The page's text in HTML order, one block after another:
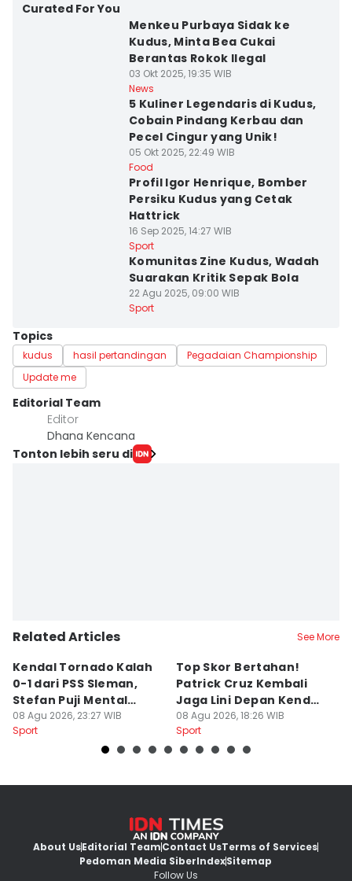
Curated For You
Menkeu Purbaya Sidak ke
Kudus, Minta Bea Cukai
Berantas Rokok Ilegal
03 Okt 2025, 19:35 WIB
News
5 Kuliner Legendaris di Kudus,
Cobain Pindang Kerbau dan
Pecel Cingur yang Unik!
05 Okt 2025, 22:49 WIB
Food
Profil Igor Henrique, Bomber
Persiku Kudus yang Cetak
Hattrick
16 Sep 2025, 14:27 WIB
Sport
Komunitas Zine Kudus, Wadah
Suarakan Kritik Sepak Bola
22 Agu 2025, 09:00 WIB
Sport
Topics
kudus hasil pertandingan
Pegadaian Championship
Update me
Editorial Team
Editor
Dhana Kencana
Tonton lebih seru di
Related Articles See More
Kendal Tornado Kalah
0-1 dari PSS Sleman,
Stefan Puji Mental
Pemain
08 Agu 2026, 23:27 WIB
Sport
Top Skor Bertahan!
Patrick Cruz Kembali
Jaga Lini Depan Kendal
Tornado
08 Agu 2026, 18:26 WIB
Sport
About UsEditorial TeamContact UsTerms of Services
Pedoman Media SiberIndexSitemap
Follow Us